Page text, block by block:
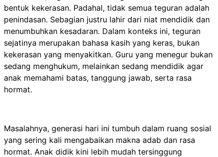
bentuk kekerasan. Padahal, tidak semua teguran adalah
penindasan. Sebagian justru lahir dari niat mendidik dan
menumbuhkan kesadaran. Dalam konteks ini, teguran
sejatinya merupakan bahasa kasih yang keras, bukan
kekerasan yang menyakitkan. Guru yang menegur bukan
sedang menghukum, melainkan sedang mendidik agar
anak memahami batas, tanggung jawab, serta rasa
hormat.
Masalahnya, generasi hari ini tumbuh dalam ruang sosial
yang sering kali mengabaikan makna adab dan rasa
hormat. Anak didik kini lebih mudah tersinggung